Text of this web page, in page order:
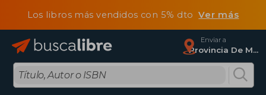
Los libros más vendidos con 5% dtoVer más
Enviar a
Provincia De Madrid